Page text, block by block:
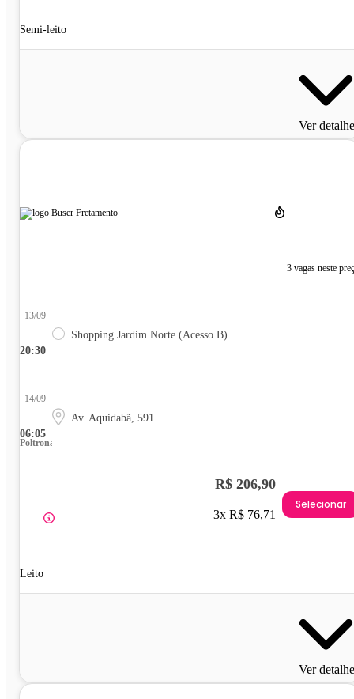
Semi-leito
Ver
3 vagas neste
20:30
13/09
Shopping Jardim Norte (Acesso B)
06:05
14/09
Av. Aquidabã, 591
Poltrona
Leito
R$ 206,90
3x R$ 76,71
Selecionar
Ver